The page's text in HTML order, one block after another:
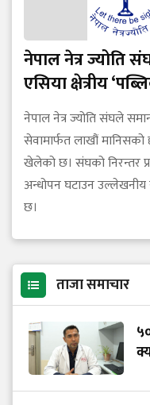
नेपाल नेत्र ज्योति
एसिया क्षेत्रीय
नेपाल नेत्र ज्योति संघले
सेवामार्फत लाखौं मानिसको
खेलेको छ। संघको निरन्तर
अन्धोपन घटाउन
छ।
ताजा समाचार